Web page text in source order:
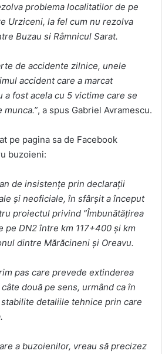
problema localitatilor de pe
Urziceni, la fel cum nu rezolva
Buzau si Râmnicul Sarat.
de accidente zilnice, unele
accident care a marcat
a fost acela cu 5 victime care se
, a spus Gabriel Avramescu.
pe pagina sa de Facebook
buzoieni:
de insistențe prin declarații
și neoficiale, în sfârșit a început
proiectul privind ”Îmbunătățirea
DN2 între km 117+400 și km
dintre Mărăcineni și Oreavu.
pas care prevede extinderea
două pe sens, urmând ca în
detaliile tehnice prin care
a buzoienilor, vreau să precizez